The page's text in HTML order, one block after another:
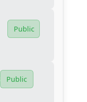
Public
Public